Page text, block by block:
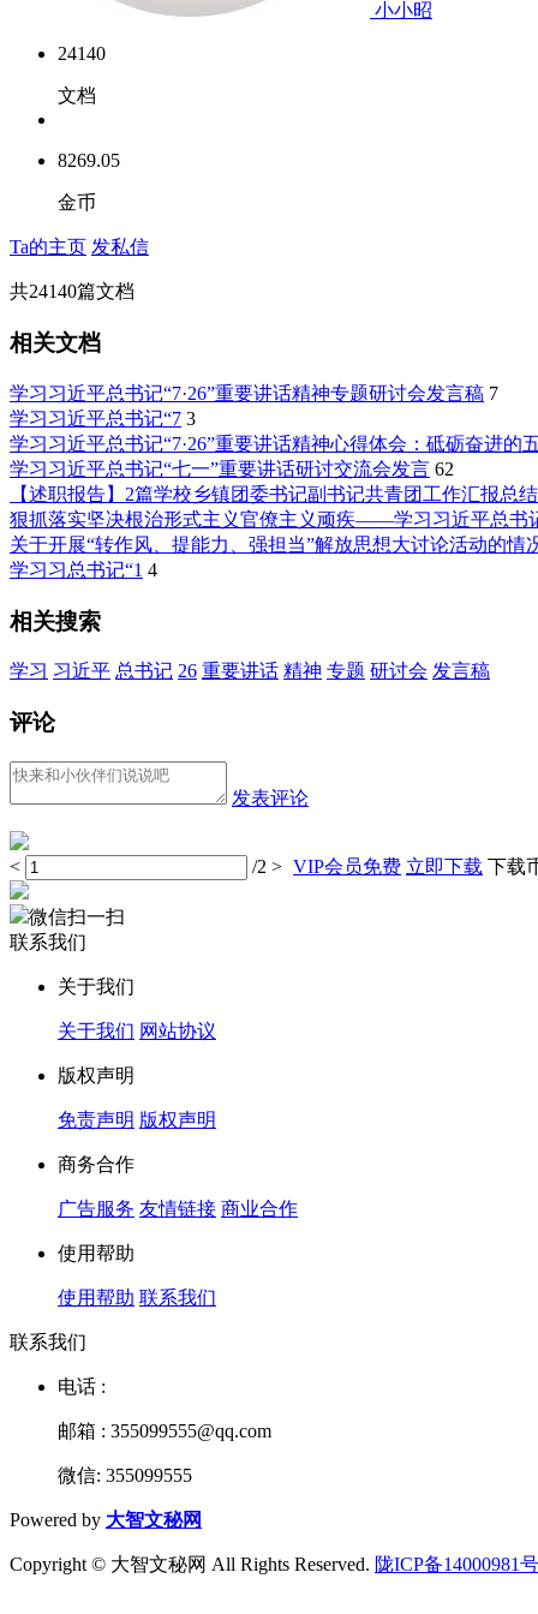
小小昭
24140
文档
8269.05
金币
Ta的主页 发私信
共24140篇文档
相关文档
学习习近平总书记“7·26”重要讲话精神专题研讨会发言稿 7
学习习近平总书记“7 3
学习习近平总书记“7·26”重要讲话精神心得体会：砥砺奋进的
学习习近平总书记“七一”重要讲话研讨交流会发言 62
【述职报告】2篇学校乡镇团委书记副书记共青团工作汇报总结
狠抓落实坚决根治形式主义官僚主义顽疾——学习习近平总书
关于开展“转作风、提能力、强担当”解放思想大讨论活动的情
学习习总书记“1 4
相关搜索
学习 习近平 总书记 26 重要讲话 精神 专题 研讨会 发言稿
评论
发表评论
< /2 > VIP会员免费 立即下载 下载
微信扫一扫
联系我们
关于我们
关于我们 网站协议
版权声明
免责声明 版权声明
商务合作
广告服务 友情链接 商业合作
使用帮助
使用帮助 联系我们
联系我们
电话 :
邮箱 : 355099555@qq.com
微信: 355099555
Powered by 大智文秘网
Copyright © 大智文秘网 All Rights Reserved. 陇ICP备14000981